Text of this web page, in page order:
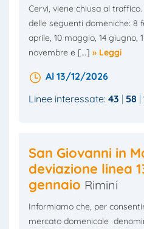
Cervi, viene chiusa al
delle seguenti domeniche: 8
aprile, 10 maggio, 14 giugno,
novembre e […] » Leggi
Al 13/12/2026
Linee interessate: 43 58
San Giovanni in
deviazione linea
gennaio Rimini
Informiamo che, per
mercato domenicale